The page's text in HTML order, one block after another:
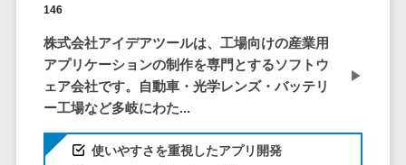
DM発送サービス> EFOツール>
LP作成サービス>
広告運用代行>
Webアンケートシステム>
テム
法務・総務
契約書レビュ
146
株式会社アイデアツールは、工場向けの産業用
アプリケーションの制作を専門とするソフトウ
ェア会社です。自動車・光学レンズ・バッテリ
ー工場など多岐にわた...
使いやすさを重視したアプリ開発